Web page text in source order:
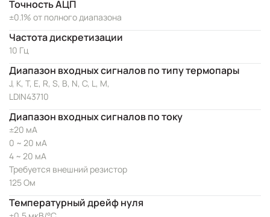
Точность АЦП
±0.1% от полного диапазона
Частота дискретизации
10 Гц
Диапазон входных сигналов по типу термопары
J, K, T, E, R, S, B, N, C, L, M,
LDIN43710
Диапазон входных сигналов по току
±20 мА
0 ~ 20 мА
4 ~ 20 мА
Требуется внешний резистор
125 Ом
Температурный дрейф нуля